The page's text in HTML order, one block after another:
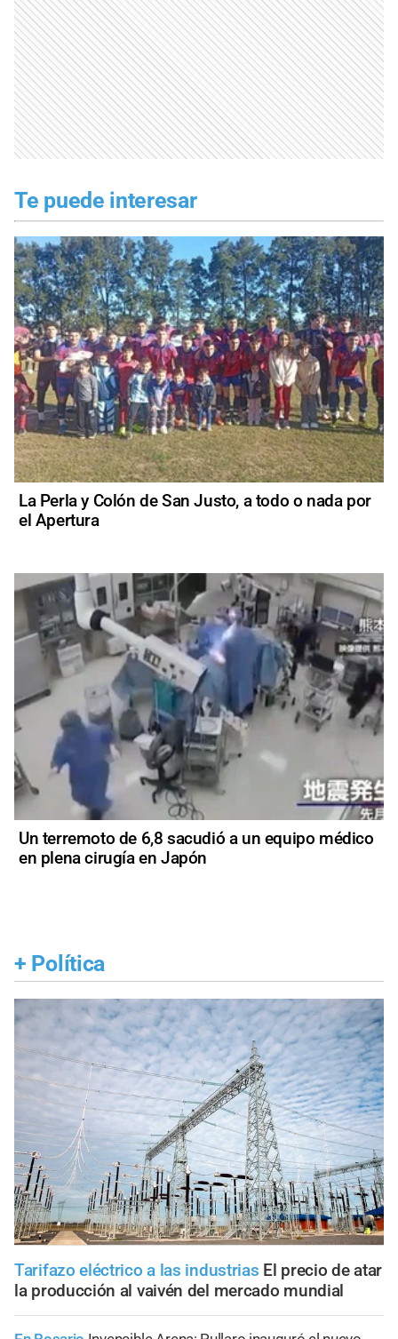
Te puede interesar
La Perla y Colón de San Justo, a todo o nada por
el Apertura
Un terremoto de 6,8 sacudió a un equipo médico
en plena cirugía en Japón
+ Política
Tarifazo eléctrico a las industrias El precio de atar
la producción al vaivén del mercado mundial